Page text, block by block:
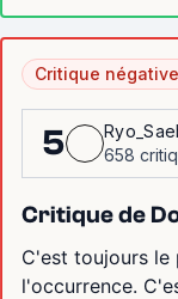
Critique
5
658
Critique de
C'est toujours le
l'occurrence.